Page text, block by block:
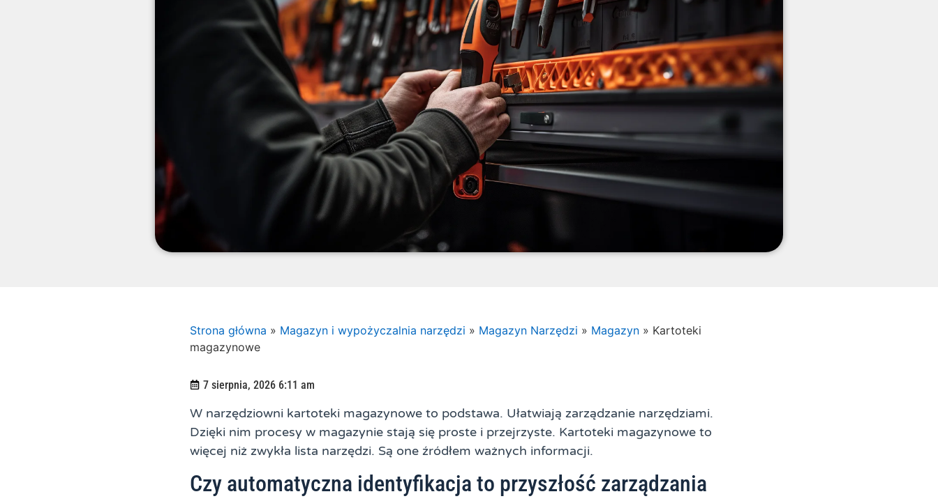
Strona główna » Magazyn i wypożyczalnia narzędzi » Magazyn Narzędzi » Magazyn » Kartoteki
magazynowe
7 sierpnia, 2026 6:11 am
W narzędziowni kartoteki magazynowe to podstawa. Ułatwiają zarządzanie narzędziami.
Dzięki nim procesy w magazynie stają się proste i przejrzyste. Kartoteki magazynowe to
więcej niż zwykła lista narzędzi. Są one źródłem ważnych informacji.
Czy automatyczna identyfikacja to przyszłość zarządzania